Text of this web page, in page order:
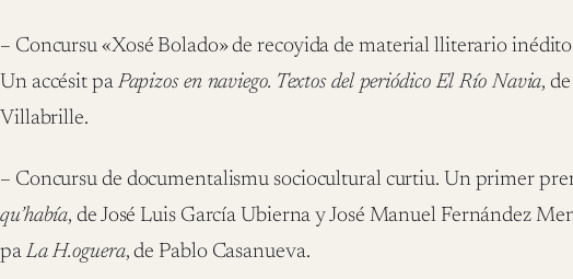
– Concursu «Xosé Bolado» de recoyida de material lliterario
Un accésit paPapizos en naviego. Textos del periódico El Río Navia,
Villabrille.
– Concursu de documentalismu sociocultural curtiu. Un primer
qu’había, de José Luis García Ubierna y José Manuel Fernández
paLa H.oguera, de Pablo Casanueva.